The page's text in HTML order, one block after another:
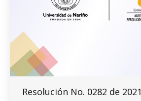
Resolución No. 0282 de 2021